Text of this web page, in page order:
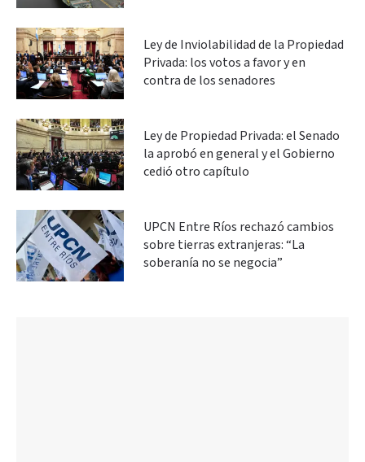
Ley de Inviolabilidad de la Propiedad
Privada: los votos a favor y en
contra de los senadores
Ley de Propiedad Privada: el Senado
la aprobó en general y el Gobierno
cedió otro capítulo
UPCN Entre Ríos rechazó cambios
sobre tierras extranjeras: “La
soberanía no se negocia”